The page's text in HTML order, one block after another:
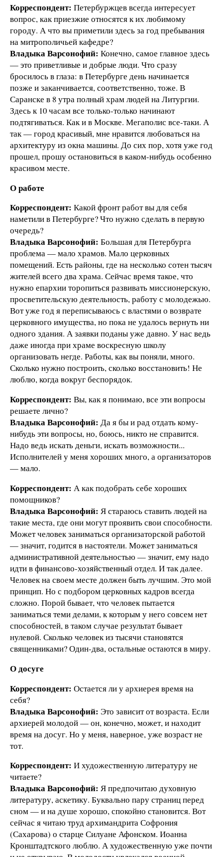
Корреспондент: Петербуржцев всегда интересует
вопрос, как приезжие относятся к их любимому
городу. А что вы приметили здесь за год пребывания
на митрополичьей кафедре?
Владыка Варсонофий: Конечно, самое главное здесь
— это приветливые и добрые люди. Что сразу
бросилось в глаза: в Петербурге день начинается
позже и заканчивается, соответственно, тоже. В
Саранске в 8 утра полный храм людей на Литургии.
Здесь к 10 часам все только-только начинают
подтягиваться. Как и в Москве. Мегаполис все-таки. А
так — город красивый, мне нравится любоваться на
архитектуру из окна машины. До сих пор, хотя уже год
прошел, прошу остановиться в каком-нибудь особенно
красивом месте.
О работе
Корреспондент: Какой фронт работ вы для себя
наметили в Петербурге? Что нужно сделать в первую
очередь?
Владыка Варсонофий: Большая для Петербурга
проблема — мало храмов. Мало церковных
помещений. Есть районы, где на несколько сотен тысяч
жителей всего два храма. Сейчас время такое, что
нужно епархии торопиться развивать миссионерскую,
просветительскую деятельность, работу с молодежью.
Вот уже год я переписываюсь с властями о возврате
церковного имущества, но пока не удалось вернуть ни
одного здания. А заявки поданы уже давно. У нас ведь
даже иногда при храме воскресную школу
организовать негде. Работы, как вы поняли, много.
Сколько нужно построить, сколько восстановить! Не
люблю, когда вокруг беспорядок.
Корреспондент: Вы, как я понимаю, все эти вопросы
решаете лично?
Владыка Варсонофий: Да я бы и рад отдать кому-
нибудь эти вопросы, но, боюсь, никто не справится.
Надо ведь искать деньги, искать возможности...
Исполнителей у меня хороших много, а организаторов
— мало.
Корреспондент: А как подобрать себе хороших
помощников?
Владыка Варсонофий: Я стараюсь ставить людей на
такие места, где они могут проявить свои способности.
Может человек заниматься организаторской работой
— значит, годится в настоятели. Может заниматься
административной деятельностью — значит, ему надо
идти в финансово-хозяйственный отдел. И так далее.
Человек на своем месте должен быть лучшим. Это мой
принцип. Но с подбором церковных кадров всегда
сложно. Порой бывает, что человек пытается
заниматься теми делами, к которым у него совсем нет
способностей, в таком случае результат бывает
нулевой. Сколько человек из тысячи становятся
священниками? Один-два, остальные остаются в миру.
О досуге
Корреспондент: Остается ли у архиерея время на
себя?
Владыка Варсонофий: Это зависит от возраста. Если
архиерей молодой — он, конечно, может, и находит
время на досуг. Но у меня, наверное, уже возраст не
тот.
Корреспондент: И художественную литературу не
читаете?
Владыка Варсонофий: Я предпочитаю духовную
литературу, аскетику. Буквально пару страниц перед
сном — и на душе хорошо, спокойно становится. Вот
сейчас я читаю труд архимандрита Софрония
(Сахарова) о старце Силуане Афонском. Иоанна
Кронштадтского люблю. А художественную уже почти